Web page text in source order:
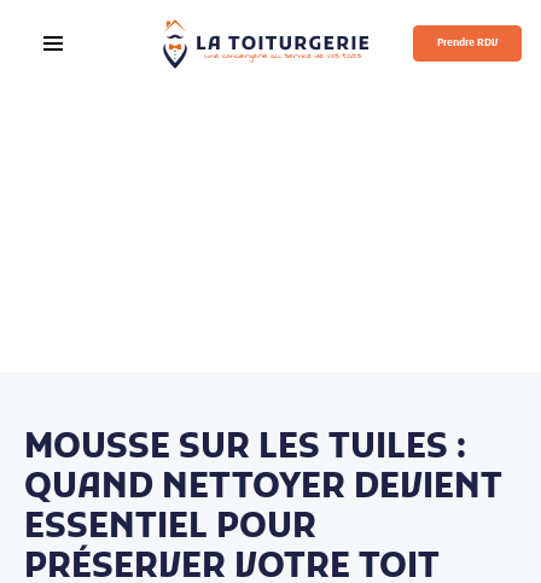
Prendre RDV
MOUSSE SUR LES TUILES :
QUAND NETTOYER DEVIENT
ESSENTIEL POUR
PRÉSERVER VOTRE TOIT